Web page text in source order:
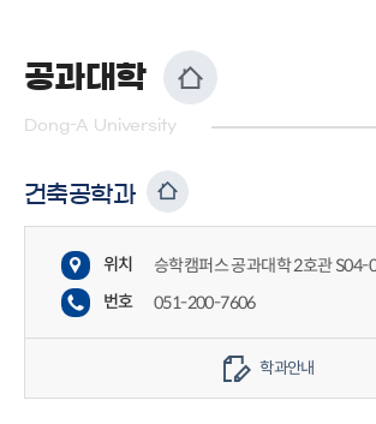
공과대학
Dong-A University
건축공학과
위치
승학캠퍼스 공과대학 2호관 S04-
번호
051-200-7606
학과안내